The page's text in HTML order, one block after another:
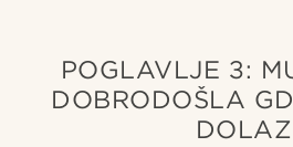
POGLAVLJE 3:
DOBRODOŠLA